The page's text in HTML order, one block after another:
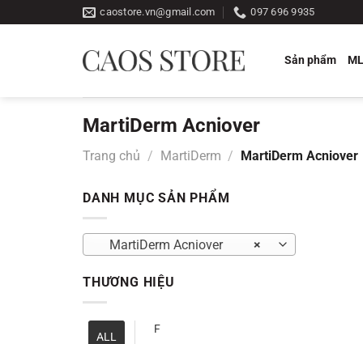
qua
caostore.vn@gmail.com 097 696 9935
Sản phẩm
MartiDerm Acniover
Trang chủ / MartiDerm / MartiDerm Acniover
DANH MỤC SẢN PHẨM
×
MartiDerm Acniover
THƯƠNG HIỆU
ALL
F